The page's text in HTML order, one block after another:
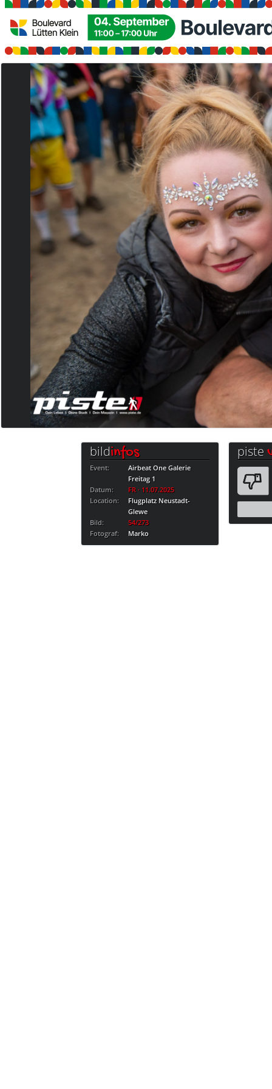
bildinfos
Event:
Airbeat One Galerie
Freitag 1
Datum:
FR · 11.07.2025
Location:
Flugplatz Neustadt-
Glewe
Bild:
54/273
Fotograf:
Marko
piste